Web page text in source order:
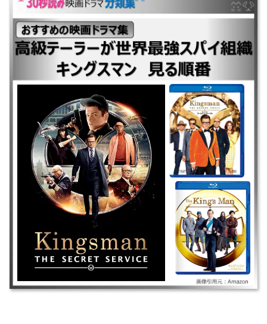
｜◆公開順 ｜キングスマン ｜キングスマン：ゴールデン・サークル ｜◆
前日譚 ｜キングスマン：ファースト・エージェント